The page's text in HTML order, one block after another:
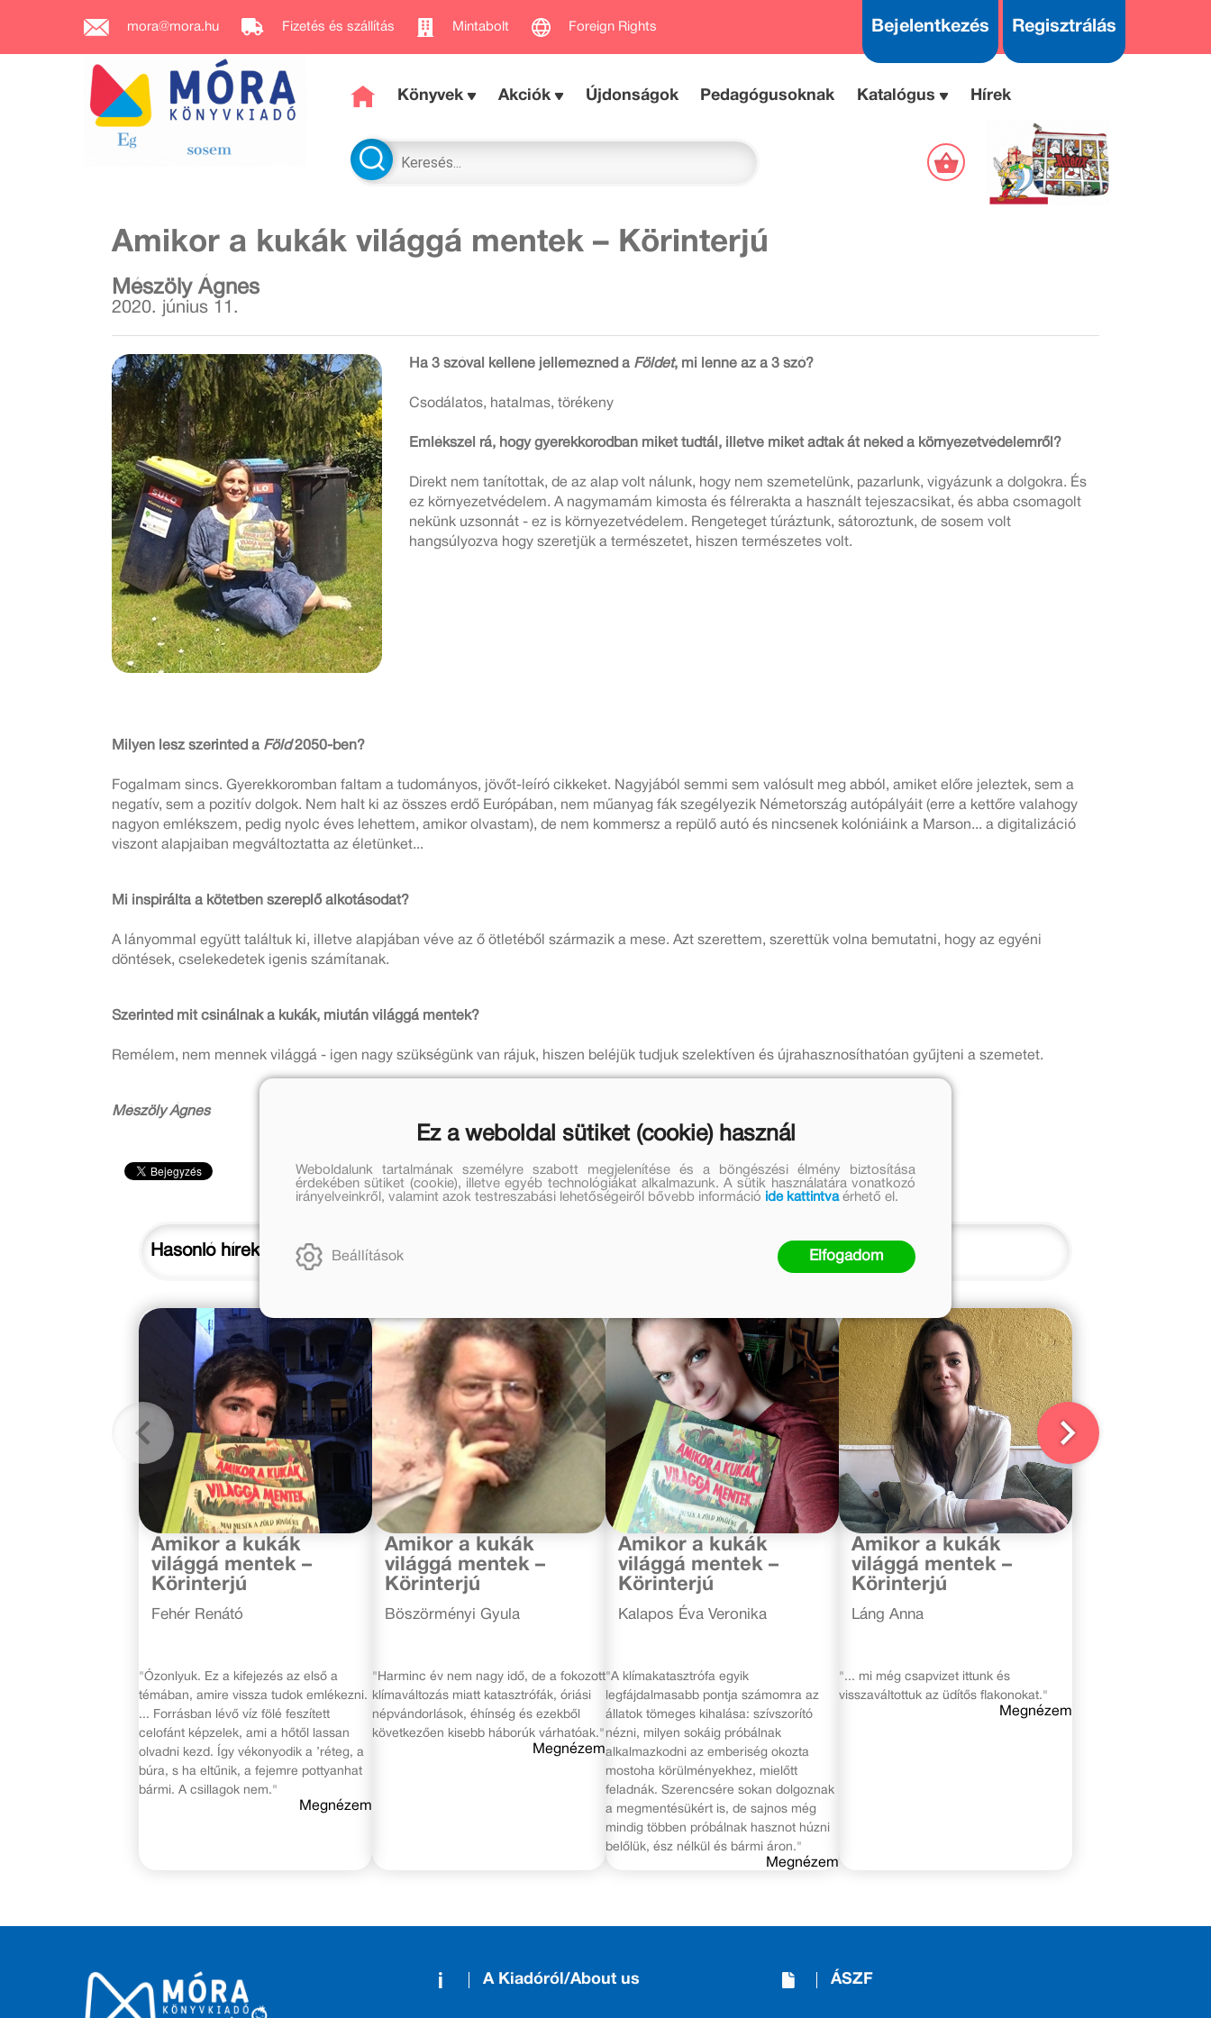
mora@mora.hu Fizetés és szállítás Mintabolt Foreign Rights Bejelentkezés Regisztrálás
Könyvek Akciók Újdonságok Pedagógusoknak Katalógus Hírek
Amikor a kukák világgá mentek – Körinterjú
Mészöly Ágnes
2020. június 11.
Ha 3 szóval kellene jellemezned a Földet, mi lenne az a 3 szó?
Csodálatos, hatalmas, törékeny
Emlékszel rá, hogy gyerekkorodban miket tudtál, illetve miket adtak át neked a környezetvédelemről?
Direkt nem tanítottak, de az alap volt nálunk, hogy nem szemetelünk, pazarlunk, vigyázunk a dolgokra. És
ez környezetvédelem. A nagymamám kimosta és félrerakta a használt tejeszacsikat, és abba csomagolt
nekünk uzsonnát - ez is környezetvédelem. Rengeteget túráztunk, sátoroztunk, de sosem volt
hangsúlyozva hogy szeretjük a természetet, hiszen természetes volt.
Milyen lesz szerinted a Föld2050-ben?
Fogalmam sincs. Gyerekkoromban faltam a tudományos, jövőt-leíró cikkeket. Nagyjából semmi sem valósult meg abból, amiket előre jeleztek, sem a
negatív, sem a pozitív dolgok. Nem halt ki az összes erdő Európában, nem műanyag fák szegélyezik Németország autópályáit (erre a kettőre valahogy
nagyon emlékszem, pedig nyolc éves lehettem, amikor olvastam), de nem kommersz a repülő autó és nincsenek kolóniáink a Marson... a digitalizáció
viszont alapjaiban megváltoztatta az életünket...
Mi inspirálta a kötetben szereplő alkotásodat?
A lányommal együtt találtuk ki, illetve alapjában véve az ő ötletéből származik a mese. Azt szerettem, szerettük volna bemutatni, hogy az egyéni
döntések, cselekedetek igenis számítanak.
Szerinted mit csinálnak a kukák, miután világgá mentek?
Remélem, nem mennek világgá - igen nagy szükségünk van rájuk, hiszen beléjük tudjuk szelektíven és újrahasznosíthatóan gyűjteni a szemetet.
Mészöly Ágnes
Hasonló hírek
2020. augusztus 6.
Amikor a kukák
világgá mentek –
Körinterjú
Fehér Renátó
"Ózonlyuk. Ez a kifejezés az első a
témában, amire vissza tudok emlékezni.
... Forrásban lévő víz fölé feszített
celofánt képzelek, ami a hőtől lassan
olvadni kezd. Így vékonyodik a ’réteg, a
búra, s ha eltűnik, a fejemre pottyanhat
bármi. A csillagok nem."
Megnézem
2020. augusztus 6.
Amikor a kukák
világgá mentek –
Körinterjú
Böszörményi Gyula
"Harminc év nem nagy idő, de a fokozott
klímaváltozás miatt katasztrófák, óriási
népvándorlások, éhínség és ezekből
következően kisebb háborúk várhatóak."
Megnézem
2020. június 11.
Amikor a kukák
világgá mentek –
Körinterjú
Kalapos Éva Veronika
"A klímakatasztrófa egyik
legfájdalmasabb pontja számomra az
állatok tömeges kihalása: szívszorító
nézni, milyen sokáig próbálnak
alkalmazkodni az emberiség okozta
mostoha körülményekhez, mielőtt
feladnák. Szerencsére sokan dolgoznak
a megmentésükért is, de sajnos még
mindig többen próbálnak hasznot húzni
belőlük, ész nélkül és bármi áron."
Megnézem
2020. június 11.
Amikor a kukák
világgá mentek –
Körinterjú
Láng Anna
"... mi még csapvizet ittunk és
visszaváltottuk az üdítős flakonokat."
Megnézem
A Kiadóról/About us ÁSZF
Ez a weboldal sütiket (cookie) használ
Weboldalunk tartalmának személyre szabott megjelenítése és a böngészési élmény biztosítása
érdekében sütiket (cookie), illetve egyéb technológiákat alkalmazunk. A sütik használatára vonatkozó
irányelveinkről, valamint azok testreszabási lehetőségeiről bővebb információ ide kattintvaérhető el.
Beállítások Elfogadom